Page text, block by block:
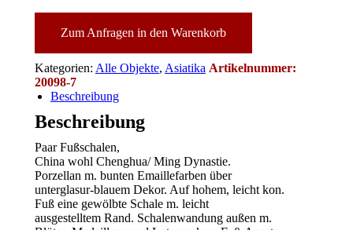
Ming
Dynastie.
Menge
Zum Anfragen in den Warenkorb
Kategorien: Alle Objekte, Asiatika Artikelnummer:
20098-7
Beschreibung
Beschreibung
Paar Fußschalen,
China wohl Chenghua/ Ming Dynastie.
Porzellan m. bunten Emaillefarben über
unterglasur-blauem Dekor. Auf hohem, leicht kon.
Fuß eine gewölbte Schale m. leicht
ausgestelltem Rand. Schalenwandung außen m.